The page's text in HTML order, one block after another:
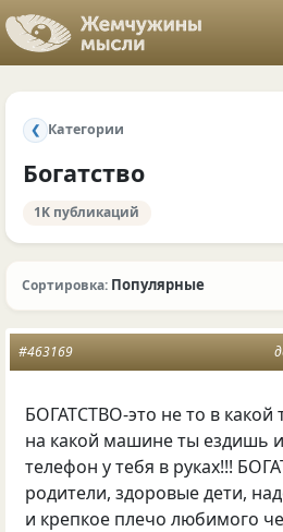
❮ Категории
Богатство
1K публикаций
Сортировка: Популярные
#463169
БОГАТСТВО-это не то в
на какой машине ты ездишь
телефон у тебя в руках!!!
родители, здоровые дети,
и крепкое плечо любимого